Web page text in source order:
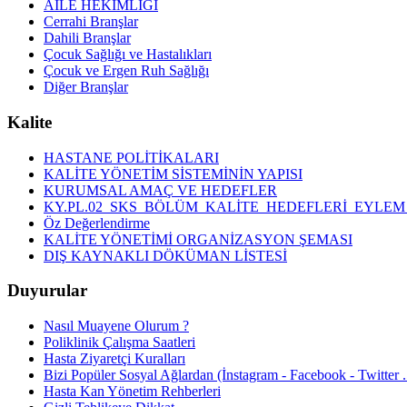
AİLE HEKİMLİĞİ
Cerrahi Branşlar
Dahili Branşlar
Çocuk Sağlığı ve Hastalıkları
Çocuk ve Ergen Ruh Sağlığı
Diğer Branşlar
Kalite
HASTANE POLİTİKALARI
KALİTE YÖNETİM SİSTEMİNİN YAPISI
KURUMSAL AMAÇ VE HEDEFLER
Öz Değerlendirme
KALİTE YÖNETİMİ ORGANİZASYON ŞEMASI
DIŞ KAYNAKLI DÖKÜMAN LİSTESİ
Duyurular
Nasıl Muayene Olurum ?
Poliklinik Çalışma Saatleri
Hasta Ziyaretçi Kuralları
Bizi Popüler Sosyal Ağlardan (İnstagram - Facebook - Twitter
Hasta Kan Yönetim Rehberleri